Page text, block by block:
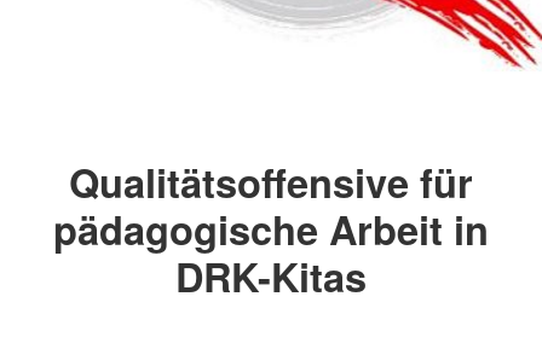
Qualitätsoffensive für
pädagogische Arbeit in
DRK-Kitas